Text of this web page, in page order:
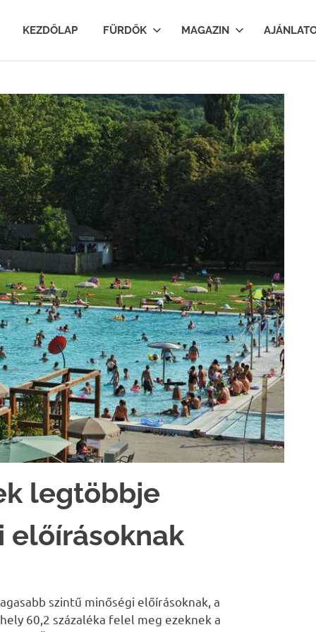
KEZDŐLAP FÜRDŐK MAGAZIN
legtöbbje
előírásoknak
szintű minőségi előírásoknak, a
60,2 százaléka felel meg ezeknek a